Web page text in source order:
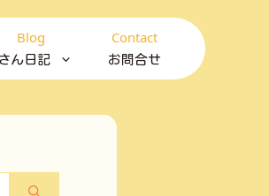
Blog
ん日記
Contact
お問合せ